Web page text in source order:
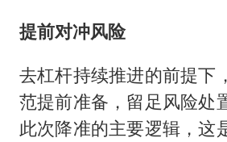
提前对冲风险
去杠杆持续推进的前提下
范提前准备，留足风险处
此次降准的主要逻辑，这